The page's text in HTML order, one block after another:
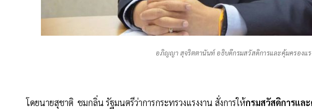
อภิญญา สุจริตตานันท์ อธิบดีกรมสวัสดิการและคุ้มครองแร
โดยนายสุชาติ ชมกลิ่น รัฐมนตรีว่าการกระทรวงแรงงาน สั่งการให้กรมสวัสดิการแล